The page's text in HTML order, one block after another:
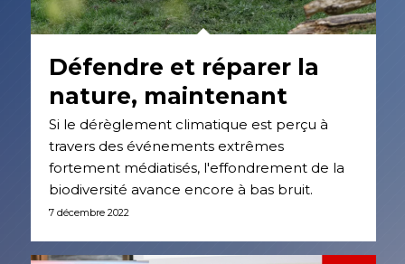
Défendre et réparer la
nature, maintenant
Si le dérèglement climatique est perçu à
travers des événements extrêmes
fortement médiatisés, l'effondrement de la
biodiversité avance encore à bas bruit.
7 décembre 2022